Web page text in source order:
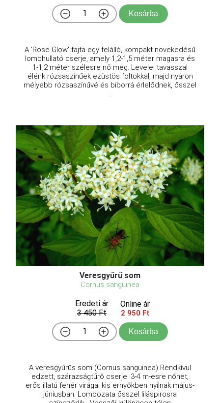
Kosárba
A 'Rose Glow' fajta egy felálló, kompakt növekedésű
lombhullató cserje, amely 1,2-1,5 méter magasra és
1-1,2 méter szélesre nő meg. Levelei tavasszal
élénk rózsaszínűek ezüstös foltokkal, majd nyáron
mélyebb rózsaszínűvé és bíborrá érlelődnek, ősszel
...
Veresgyűrű som
Cornus sanguinea
Eredeti ár
3 450 Ft
Online ár
2 950 Ft
Kosárba
A veresgyűrűs som (Cornus sanguinea) Rendkívül
edzett, szárazságtűrő cserje. 3-4 m-esre nőhet,
erős illatú fehér virágai kis ernyőkben nyílnak május-
júniusban. Lombozata ősszel liláspirosra